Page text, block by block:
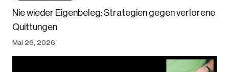
Nie wieder Eigenbeleg: Strategien gegen verlorene
Quittungen
Mai 26, 2026